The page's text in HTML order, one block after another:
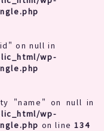
on null in
wp-
"name" on null in
wp-
on line134